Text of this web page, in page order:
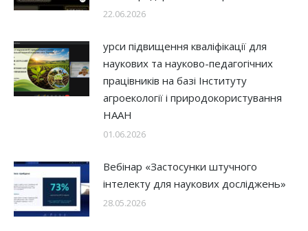
22.06.2026
урси підвищення кваліфікації для
наукових та науково-педагогічних
працівників на базі Інституту
агроекології і природокористування
НААН
01.06.2026
Вебінар «Застосунки штучного
інтелекту для наукових досліджень»
28.05.2026